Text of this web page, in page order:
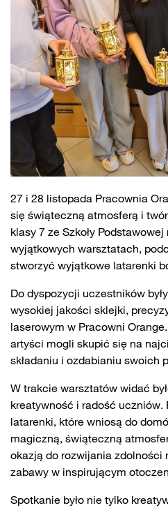
27 i 28 listopada Pracownia
się świąteczną atmosferą i
klasy 7 ze Szkoły
wyjątkowych warsztatach,
stworzyć wyjątkowe latarenki
Do dyspozycji uczestników
wysokiej jakości sklejki,
laserowym w Pracowni
artyści mogli skupić się na
składaniu i ozdabianiu swoich
W trakcie warsztatów widać
kreatywność i radość uczniów.
latarenki, które wniosą do
magiczną, świąteczną
okazją do rozwijania zdolności
zabawy w inspirującym
Spotkanie było nie tylko